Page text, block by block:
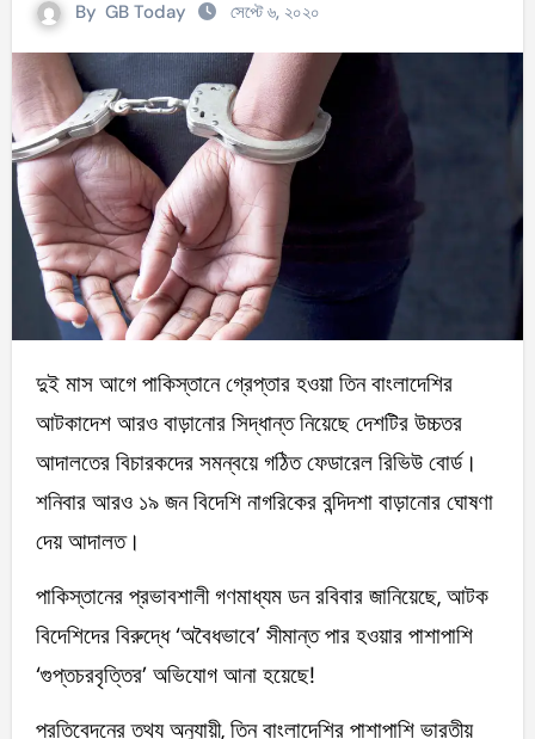
By GB Today সেপ্টে ৬, ২০২০
দুই মাস আগে পাকিস্তানে গ্রেপ্তার হওয়া তিন বাংলাদেশির
আটকাদেশ আরও বাড়ানোর সিদ্ধান্ত নিয়েছে দেশটির উচ্চতর
আদালতের বিচারকদের সমন্বয়ে গঠিত ফেডারেল রিভিউ বোর্ড।
শনিবার আরও ১৯ জন বিদেশি নাগরিকের বন্দিদশা বাড়ানোর ঘোষণা
দেয় আদালত।
পাকিস্তানের প্রভাবশালী গণমাধ্যম ডন রবিবার জানিয়েছে, আটক
বিদেশিদের বিরুদ্ধে ‘অবৈধভাবে’ সীমান্ত পার হওয়ার পাশাপাশি
‘গুপ্তচরবৃত্তির’ অভিযোগ আনা হয়েছে!
প্রতিবেদনের তথ্য অনুযায়ী, তিন বাংলাদেশির পাশাপাশি ভারতীয়